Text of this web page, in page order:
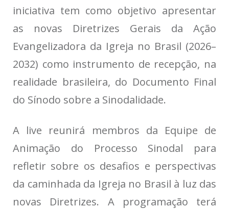
iniciativa tem como objetivo apresentar
as novas Diretrizes Gerais da Ação
Evangelizadora da Igreja no Brasil (2026–
2032) como instrumento de recepção, na
realidade brasileira, do Documento Final
do Sínodo sobre a Sinodalidade.
A live reunirá membros da Equipe de
Animação do Processo Sinodal para
refletir sobre os desafios e perspectivas
da caminhada da Igreja no Brasil à luz das
novas Diretrizes. A programação terá